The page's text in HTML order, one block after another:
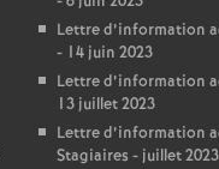
Lettre d’information
- 14 juin 2023
Lettre d’information
13 juillet 2023
Lettre d’information
Stagiaires - juillet 2023